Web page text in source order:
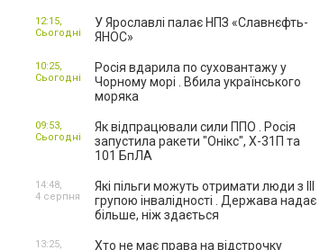
У Ярославлі палає НПЗ «Славнєфть-
ЯНОС»
12:15,
Сьогодні
Росія вдарила по суховантажу у
Чорному морі . Вбила українського
моряка
10:25,
Сьогодні
Як відпрацювали сили ППО . Росія
запустила ракети "Онікс", Х-31П та
101 БпЛА
09:53,
Сьогодні
Які пільги можуть отримати люди з III
групою інвалідності . Держава надає
більше, ніж здається
14:48,
4 серпня
Хто не має права на відстрочку
13:25,